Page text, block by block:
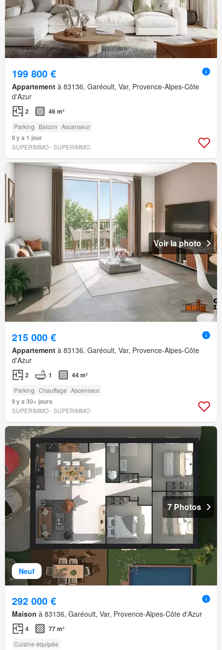
199 800 €
Appartement à 83136, Garéoult, Var, Provence-Alpes-Côte
d'Azur
2 46 m²
Parking Balcon Ascenseur
Il y a 1 jour
SUPERIMMO - SUPERIMMO
Voir la photo
215 000 €
Appartement à 83136, Garéoult, Var, Provence-Alpes-Côte
d'Azur
2 1 44 m²
Parking Chauffage Ascenseur
Il y a 30+ jours
SUPERIMMO - SUPERIMMO
Neuf
7 Photos
292 000 €
Maison à 83136, Garéoult, Var, Provence-Alpes-Côte d'Azur
4 77 m²
Cuisine équipée